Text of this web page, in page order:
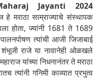
Jayanti 2024
हे मराठा साम्राज्याचे संस्थापक
होता, ज्यांनी 1681 ते 1689
त्यांची आजी जिजाबाई
राजे या नावानेही ओळखले
यांच्या निधनानंतर ते मराठा
त्यांनी गनिमी काव्यात प्रभुत्व